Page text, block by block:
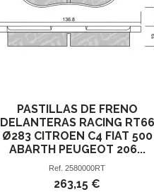
PASTILLAS DE FRENO
DELANTERAS RACING RT66
Ø283 CITROEN C4 FIAT 500
ABARTH PEUGEOT 206...
Ref.2580000RT
263,15 €